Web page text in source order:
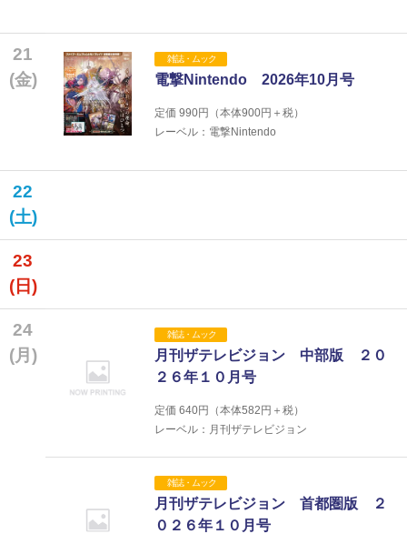
21
(金)
雑誌・ムック
電撃Nintendo 2026年10月号
定価 990円（本体900円＋税）
レーベル：電撃Nintendo
22
(土)
23
(日)
24
(月)
雑誌・ムック
月刊ザテレビジョン 中部版 ２０
２６年１０月号
定価 640円（本体582 円＋税）
レーベル：月刊ザテレビジョン
雑誌・ムック
月刊ザテレビジョン 首都圏版 ２
０２６年１０月号